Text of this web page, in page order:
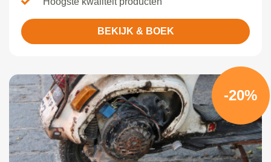
BEKIJK & BOEK
-20%